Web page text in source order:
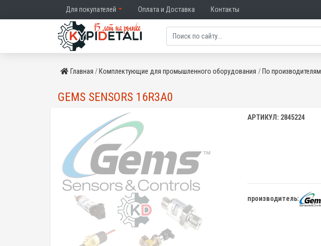
Для покупателей Оплата и Доставка Контакты
Главная Комплектующие для промышленного оборудования По производителям
GEMS SENSORS 16R3A0
АРТИКУЛ: 2845224
производитель: